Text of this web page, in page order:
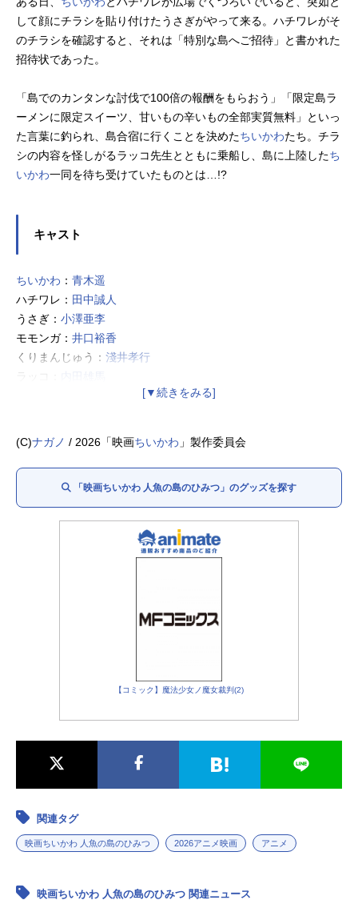
して顔にチラシを貼り付けたうさぎがやって来る。ハチワレがそ
のチラシを確認すると、それは「特別な島へご招待」と書かれた
招待状であった。
「島でのカンタンな討伐で100倍の報酬をもらおう」「限定島ラ
ーメンに限定スイーツ、甘いもの辛いもの全部実質無料」といっ
た言葉に釣られ、島合宿に行くことを決めたちいかわたち。チラ
シの内容を怪しがるラッコ先生とともに乗船し、島に上陸したち
いかわ一同を待ち受けていたものとは…!?
キャスト
ちいかわ ： 青木遥
ハチワレ： 田中誠人
うさぎ： 小澤亜李
モモンガ： 井口裕香
くりまんじゅう： 淺井孝行
ラッコ：
ヒトハ：寺澤百花
鈴代紗弓
人魚：大木咲絵子 七瀬彩夏
南雲希美
松岡美里
花宮初奈
森山由梨佳 結川あさき
(C)ナガノ / 2026「映画ちいかわ 」製作委員会
「映画ちいかわ 人魚の島のひみつ」のグッズを探す
【コミック】魔法少女ノ魔女裁判(2)
関連タグ
映画ちいかわ 人魚の島のひみつ 2026アニメ映画 アニメ
映画ちいかわ 人魚の島のひみつ 関連ニュース